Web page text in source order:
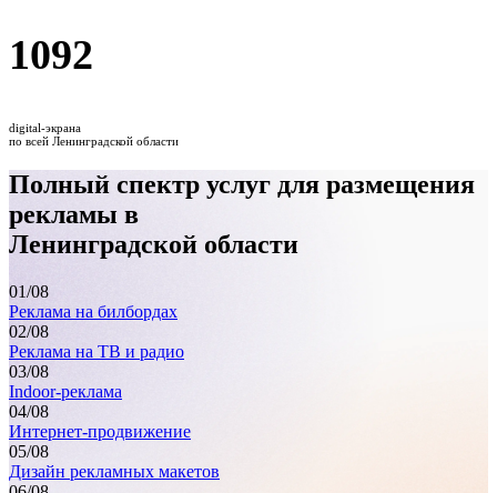
1092
digital-экрана
по всей Ленинградской области
Полный спектр услуг для размещения
рекламы в
Ленинградской области
01/08
Реклама на билбордах
02/08
Реклама на ТВ и радио
03/08
Indoor-реклама
04/08
Интернет-продвижение
05/08
Дизайн рекламных макетов